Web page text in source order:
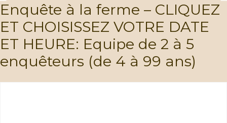
Enquête à la ferme – CLIQUEZ
ET CHOISISSEZ VOTRE DATE
ET HEURE: Equipe de 2 à 5
enquêteurs (de 4 à 99 ans)